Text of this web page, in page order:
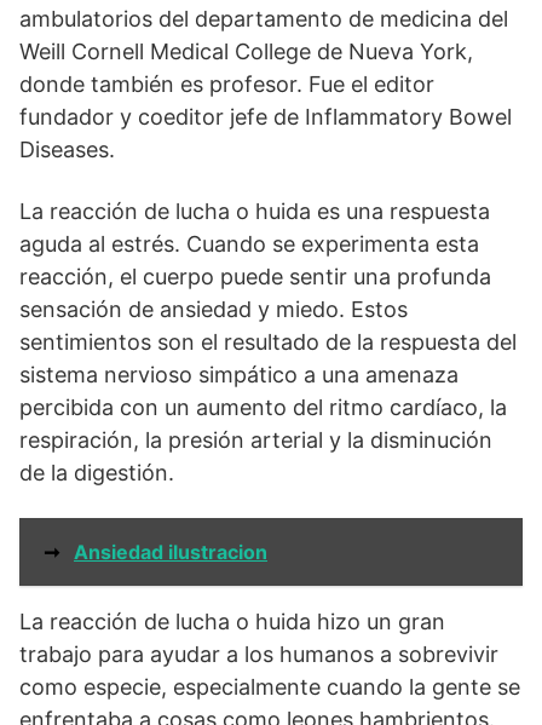
ambulatorios del departamento de medicina del
Weill Cornell Medical College de Nueva York,
donde también es profesor. Fue el editor
fundador y coeditor jefe de Inflammatory Bowel
Diseases.
La reacción de lucha o huida es una respuesta
aguda al estrés. Cuando se experimenta esta
reacción, el cuerpo puede sentir una profunda
sensación de ansiedad y miedo. Estos
sentimientos son el resultado de la respuesta del
sistema nervioso simpático a una amenaza
percibida con un aumento del ritmo cardíaco, la
respiración, la presión arterial y la disminución
de la digestión.
➞ Ansiedad ilustracion
La reacción de lucha o huida hizo un gran
trabajo para ayudar a los humanos a sobrevivir
como especie, especialmente cuando la gente se
enfrentaba a cosas como leones hambrientos.